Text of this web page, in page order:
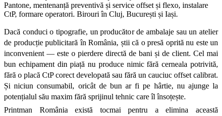
Pantone, mentenanță preventivă și service offset și flexo, instalare
CtP, formare operatori. Birouri în Cluj, București și Iași.
Dacă conduci o tipografie, un producător de ambalaje sau un atelier
de producție publicitară în România, știi că o presă oprită nu este un
inconvenient — este o pierdere directă de bani și de client. Cel mai
bun echipament din piață nu produce nimic fără cerneala potrivită,
fără o placă CtP corect developată sau fără un cauciuc offset calibrat.
Și niciun consumabil, oricât de bun ar fi pe hârtie, nu ajunge la
potențialul său maxim fără sprijinul tehnic care îl însoțește.
Printman România există tocmai pentru a elimina această